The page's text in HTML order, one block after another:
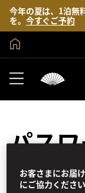
今年の夏は、1泊無
を。 今すぐご予約
パス
お客さまにお届
にご協力ください